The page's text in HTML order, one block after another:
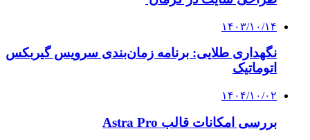
۱۴۰۳/۱۰/۱۴
نگهداری طلایی: برنامه زمان‌بندی سرویس گیربکس
اتوماتیک
۱۴۰۴/۱۰/۰۲
بررسی امکانات قالب Astra Pro